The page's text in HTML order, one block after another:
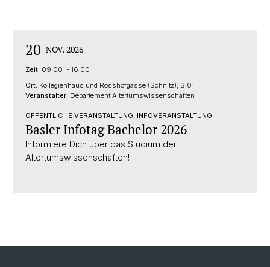
20 NOV. 2026
Zeit: 09:00 - 16:00
Ort: Kollegienhaus und Rosshofgasse (Schnitz), S 01
Veranstalter: Departement Altertumswissenschaften
ÖFFENTLICHE VERANSTALTUNG, INFOVERANSTALTUNG
Basler Infotag Bachelor 2026
Informiere Dich über das Studium der
Altertumswissenschaften!